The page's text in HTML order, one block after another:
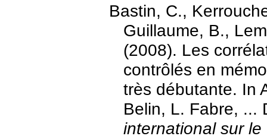
Bastin, C.,
Guillaume, B.,
(2008). Les
contrôlés en
très débutante. In
Belin, L. Fabre, ...
international sur